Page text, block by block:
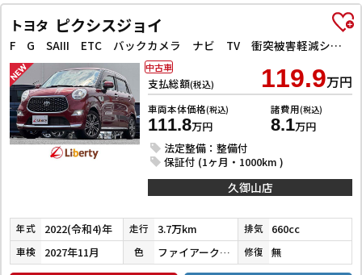
トヨタ ピクシスジョイ
F G SAIII ETC バックカメラ ナビ TV 衝突被害軽減システム オートマチックハイビーム オートライト スマートキー アイドリングストップ 電動格納ミラー CVT ABS ESC
支払総額(税込) 119.9万円
車両本体価格(税込)
111.8万円
諸費用(税込)
8.1万円
法定整備：整備付
保証付 (1ヶ月・1000km )
中古車
久御山店
年式 2022(令和4)年 走行 3.7万km 排気 660cc
車検 2027年11月 色 ファイアークォーツレッドメタリック 修復 無